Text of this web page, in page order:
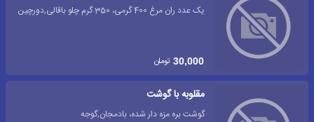
یک عدد ران مرغ 400 گرمی، 350 گرم چلو باقالی,دورچین
30,000 تومان
مقلوبه با گوشت
گوشت بره مزه دار شده، بادمجان,گوجه